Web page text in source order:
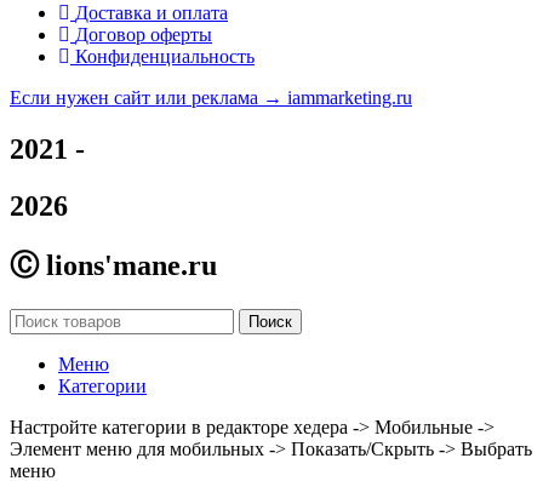
Доставка и оплата
Договор оферты
Конфиденциальность
Если нужен сайт или реклама → iammarketing.ru
2021 -
2026
Ⓒ lions'mane.ru
Поиск
Меню
Категории
Настройте категории в редакторе хедера -> Мобильные ->
Элемент меню для мобильных -> Показать/Скрыть -> Выбрать
меню